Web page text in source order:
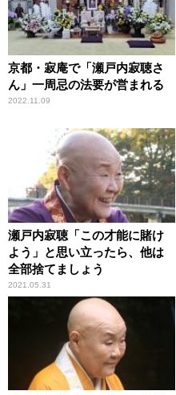
京都・寂庵で「瀬戸内寂聴さ
ん」一周忌の法要が営まれる
2022.11.09
瀬戸内寂聴「この才能に賭け
よう」と思い立ったら、他は
全部捨てましょう
2021.05.31